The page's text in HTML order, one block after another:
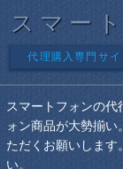
スマー
代理購入専門サイ
スマートフォンの
ォン商品が大勢揃
ただくお願いします
い。